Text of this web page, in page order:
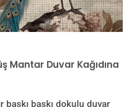
Mantar Duvar Kağıdına
baskı dokulu duvar